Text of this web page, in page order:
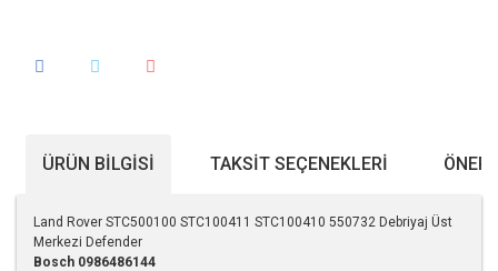
ÜRÜN BILGISI TAKSIT SEÇENEKLERI
Land Rover STC500100 STC100411 STC100410 550732 Debriyaj Üst
Merkezi Defender
Bosch 0986486144